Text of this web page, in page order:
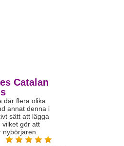
Catalan
där flera olika
annat denna i
sätt att lägga
vilket gör att